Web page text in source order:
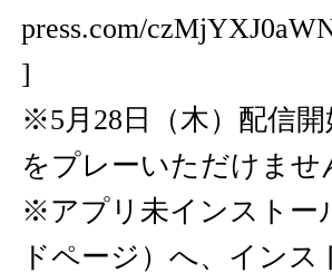
press.com/
]
※5月28日（木）配信
をプレーいただけませ
※アプリ未インストー
ドページ）へ、イン